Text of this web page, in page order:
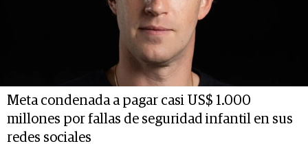
Meta condenada a pagar casi US$ 1.000
millones por fallas de seguridad infantil en sus
redes sociales